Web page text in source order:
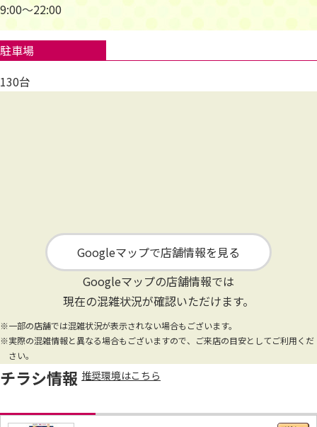
9:00～22:00
駐車場
130台
Googleマップで店舗情報を見る
Googleマップの店舗情報では
現在の混雑状況が確認いただけます。
※一部の店舗では混雑状況が表示されない場合もございます。
※実際の混雑情報と異なる場合もございますので、ご来店の目安としてご利用くだ
さい。
チラシ情報 推奨環境はこちら